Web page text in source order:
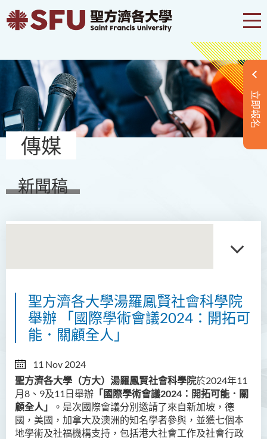
立即報名
傳媒
新聞稿
聖方濟各大學湯羅鳳賢社會科學院
舉辦 「國際學術會議2024：開拓可
能．關顧全人」
11 Nov 2024
聖方濟各大學（方大）湯羅鳳賢社會科學院於2024年11
月8 、 9及11 日舉辦 「國際學術會議2024 ：開拓可能．關
顧全人」
。是次國際會議分別邀請了來自新加坡，德
國，美國，加拿大及澳洲的知名學者參與，並獲七個本
地學術及社福機構支持，包括港大社會工作及社會行政